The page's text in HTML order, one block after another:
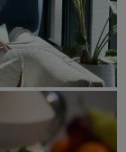
hotely
a
Meetings